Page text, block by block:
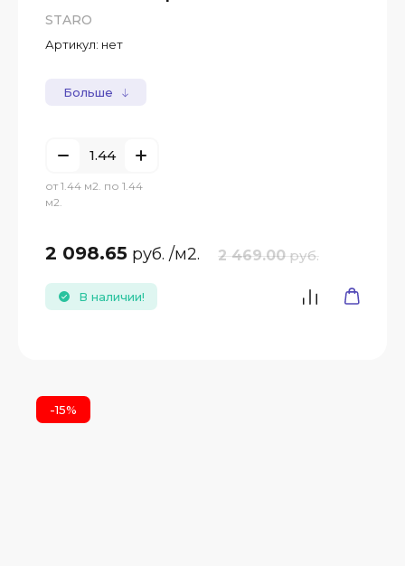
STARO
Артикул: нет
Больше
от 1.44 м2. по 1.44
м2.
2 098.65 руб. /м2. 2 469.00 руб.
В наличии!
-15%